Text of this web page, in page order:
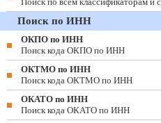
Поиск по ИНН
ОКПО по ИНН
Поиск кода ОКПО по ИНН
ОКТМО по ИНН
Поиск кода ОКТМО по ИНН
ОКАТО по ИНН
Поиск кода ОКАТО по ИНН